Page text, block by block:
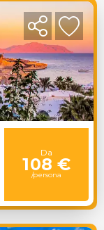
Da
108 €
/persona